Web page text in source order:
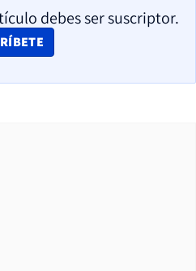
debes ser suscriptor.
IN NEW WINDOW